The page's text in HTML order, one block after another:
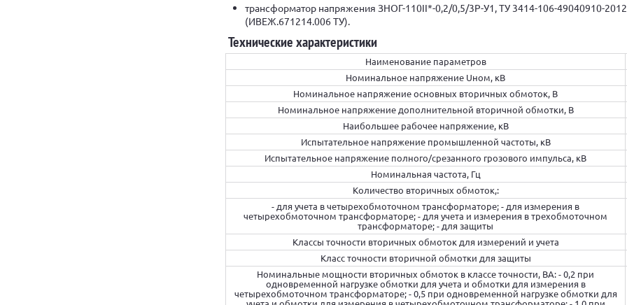
трансформатор напряжения ЗНОГ-110II*-0,2/0,5/3P-У1, ТУ 3414-106-49040910-2012
(ИВЕЖ.671214.006 ТУ).
Технические характеристики
Наименование параметров
Номинальное напряжение Uном, кВ
Номинальное напряжение основных вторичных обмоток, В
Номинальное напряжение дополнительной вторичной обмотки, В
Наибольшее рабочее напряжение, кВ
Испытательное напряжение промышленной частоты, кВ
Испытательное напряжение полного/срезанного грозового импульса, кВ
Номинальная частота, Гц
Количество вторичных обмоток,:
- для учета в четырехобмоточном трансформаторе; - для измерения в
четырехобмоточном трансформаторе; - для учета и измерения в трехобмоточном
трансформаторе; - для защиты
Классы точности вторичных обмоток для измерений и учета
Класс точности вторичной обмотки для защиты
Номинальные мощности вторичных обмоток в классе точности, ВА: - 0,2 при
одновременной нагрузке обмотки для учета и обмотки для измерения в
четырехобмоточном трансформаторе; - 0,5 при одновременной нагрузке обмотки для